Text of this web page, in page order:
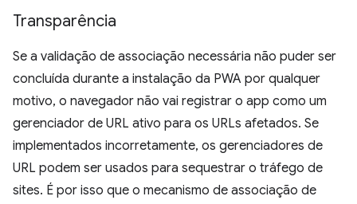
Transparência
Se a validação de associação necessária não puder ser
concluída durante a instalação da PWA por qualquer
motivo, o navegador não vai registrar o app como um
gerenciador de URL ativo para os URLs afetados. Se
implementados incorretamente, os gerenciadores de
URL podem ser usados para sequestrar o tráfego de
sites. É por isso que o mecanismo de associação de